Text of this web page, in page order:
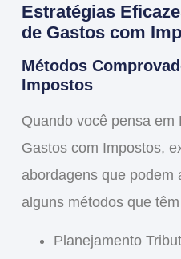
Estratégias
de Gastos com
Métodos
Impostos
Quando você pensa em
Gastos com Impostos,
abordagens que podem
alguns métodos que
Planejamento